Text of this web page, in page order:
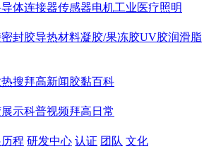
体连接器传感器电机工业医疗照明
封胶导热材料凝胶/果冻胶UV胶润滑脂
搜拜高新闻胶黏百科
示科普视频拜高日常
程 研发中心 认证 团队 文化